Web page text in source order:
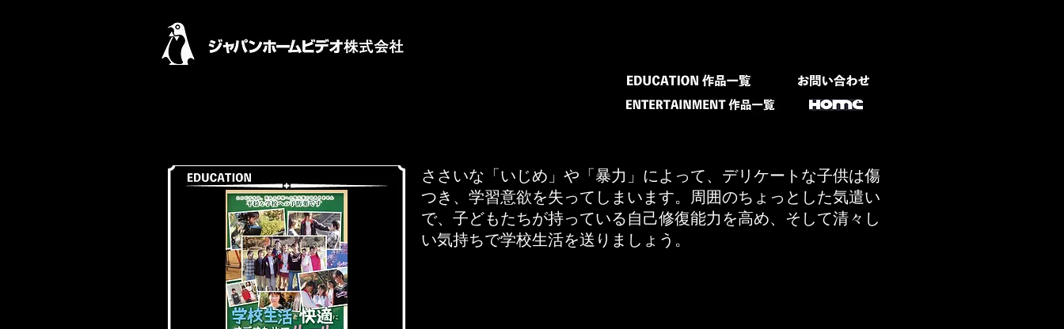
ささいな「いじめ」や「暴力」によって、デリケートな子供は傷
つき、学習意欲を失ってしまいます。周囲のちょっとした気遣い
で、子どもたちが持っている自己修復能力を高め、そして清々し
い気持ちで学校生活を送りましょう。